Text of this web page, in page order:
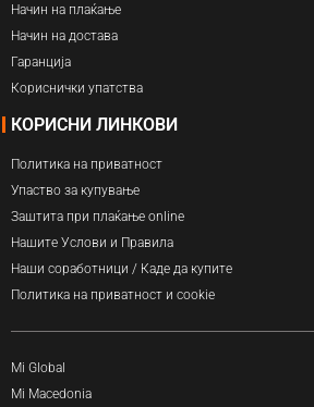
Начин на плаќање
Начин на достава
Гаранција
Кориснички упатства
КОРИСНИ ЛИНКОВИ
Политика на приватност
Упаство за купување
Заштита при плаќање online
Нашите Услови и Правила
Наши соработници / Каде да купите
Политика на приватност и cookie
Mi Global
Mi Macedonia